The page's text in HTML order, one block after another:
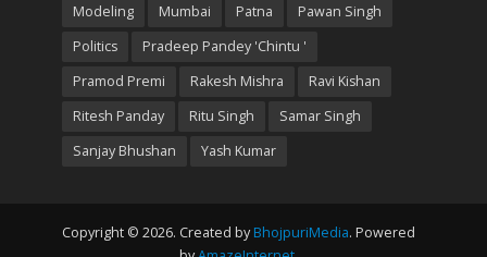
Modeling
Mumbai Patna
Pawan Singh
Politics
Pradeep Pandey 'Chintu '
Pramod Premi
Rakesh Mishra
Ravi Kishan
Ritesh Panday
Ritu Singh
Samar Singh
Sanjay Bhushan
Yash Kumar
Copyright © 2026. Created by BhojpuriMedia. Powered